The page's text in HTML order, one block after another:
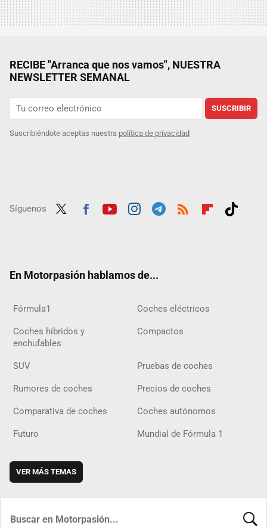
RECIBE "Arranca que nos vamos", NUESTRA
NEWSLETTER SEMANAL
SUSCRIBIR
Suscribiéndote aceptas nuestra política de privacidad
Síguenos
En Motorpasión hablamos de...
Fórmula1 Coches eléctricos
Coches híbridos y
enchufables
Compactos
SUV Pruebas de coches
Rumores de coches Precios de coches
Comparativa de coches Coches autónomos
Futuro Mundial de Fórmula 1
VER MÁS TEMAS